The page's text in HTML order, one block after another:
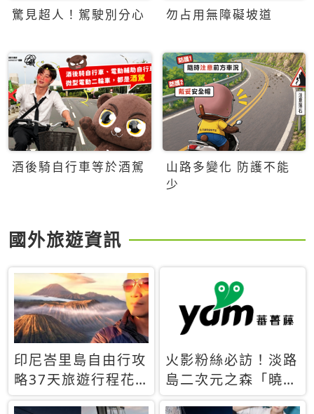
驚見超人！駕駛別分心 勿占用無障礙坡道
酒後騎自行車等於酒駕
山路多變化 防護不能
少
國外旅遊資訊
印尼峇里島自由行攻
略37天旅遊行程花
費5萬台幣 ❤️別等退
火影粉絲必訪！淡路
島二次元之森「曉」
解謎任務9月起全面